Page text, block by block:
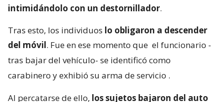
intimidándolo con un destornillador.
Tras esto, los individuos lo obligaron a descender
del móvil. Fue en ese momento que el funcionario -
tras bajar del vehículo- se identificó como
carabinero y exhibió su arma de servicio .
Al percatarse de ello, los sujetos bajaron del auto